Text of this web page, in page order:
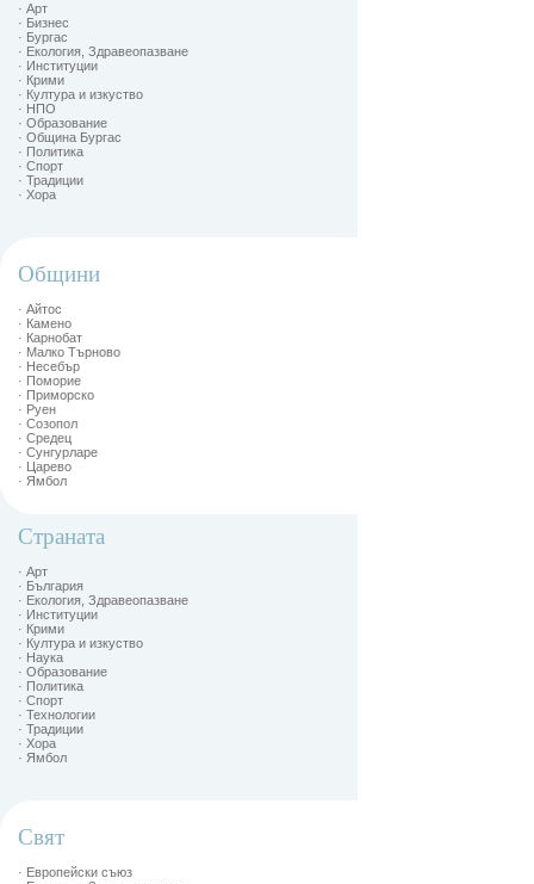
· Арт
· Бизнес
· Бургас
· Екология, Здравеопазване
· Институции
· Крими
· Култура и изкуство
· НПО
· Образование
· Община Бургас
· Политика
· Спорт
· Традиции
· Хора
Общини
· Айтос
· Камено
· Карнобат
· Малко Търново
· Несебър
· Поморие
· Приморско
· Руен
· Созопол
· Средец
· Сунгурларе
· Царево
· Ямбол
Страната
· Арт
· България
· Екология, Здравеопазване
· Институции
· Крими
· Култура и изкуство
· Наука
· Образование
· Политика
· Спорт
· Технологии
· Традиции
· Хора
· Ямбол
Свят
· Европейски съюз